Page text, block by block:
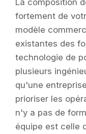
fortement de
modèle
existantes des
technologie de
plusieurs
qu'une
prioriser les
n'y a pas de
équipe est celle